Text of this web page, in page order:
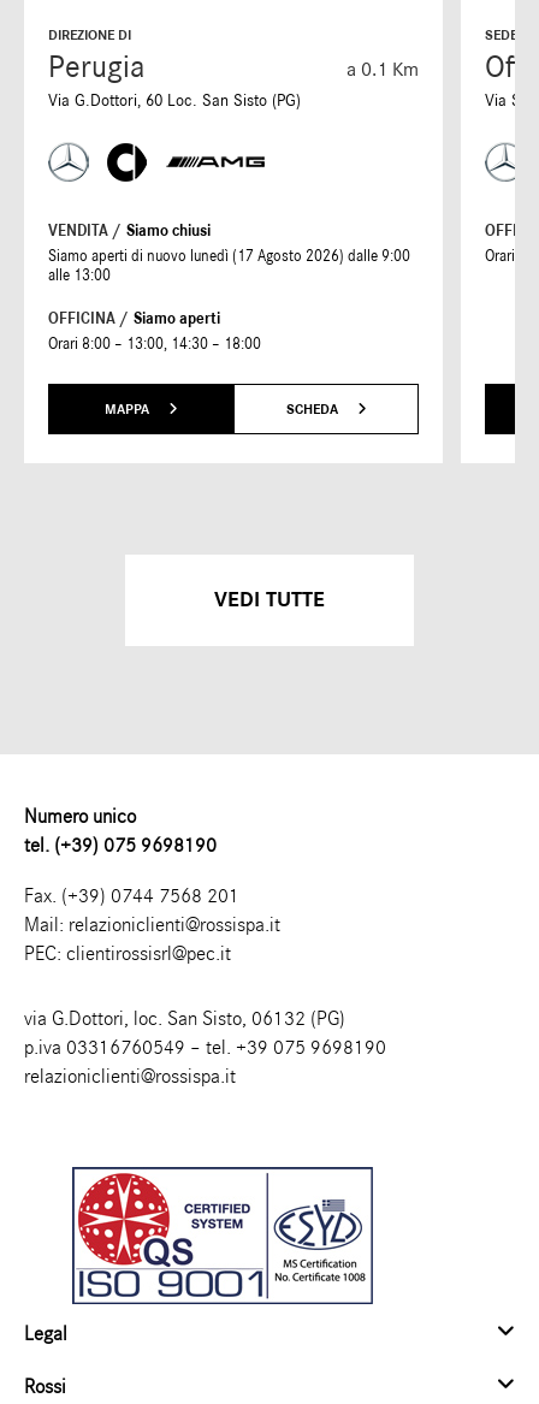
DIREZIONE DI
Perugia a 0.1 Km
Via G.Dottori, 60 Loc. San Sisto (PG)
VENDITA / Siamo chiusi
Siamo aperti di nuovo lunedì (17 Agosto 2026) dalle 9:00
alle 13:00
OFFICINA / Siamo aperti
Orari 8:00 – 13:00, 14:30 – 18:00
MAPPA SCHEDA
SEDE DI
Via S.
Orari
VEDI TUTTE
Numero unico
tel. (+39) 075 9698190
Fax. (+39) 0744 7568 201
Mail: relazioniclienti@rossispa.it
PEC: clientirossisrl@pec.it
via G.Dottori, loc. San Sisto, 06132 (PG)
p.iva 03316760549 – tel. +39 075 9698190
relazioniclienti@rossispa.it
Legal
Rossi